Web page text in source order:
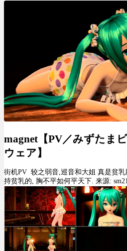
magnet【PV／みずたま
ウェア】
街机PV 较之弱音,巡音和大姐 真是贫
持贫乳的, 胸不平如何平天下. 来源: